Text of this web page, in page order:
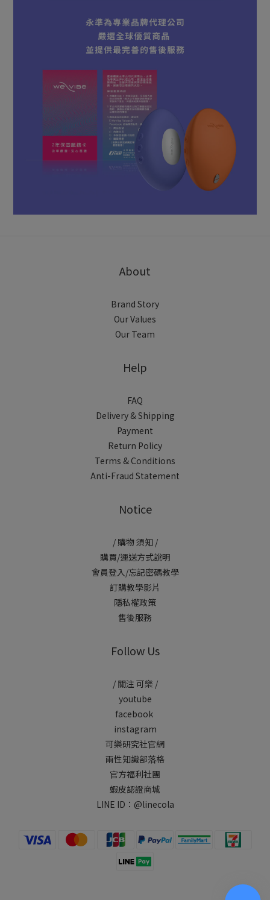
About
Brand Story
Our Values
Our Team
Help
FAQ
Delivery & Shipping
Payment
Return Policy
Terms & Conditions
Anti-Fraud Statement
Notice
/ 購物 須知 /
購買/運送方式說明
會員登入/忘記密碼教學
訂購教學影片
隱私權政策
售後服務
Follow Us
/ 關注 可樂 /
youtube
facebook
instagram
可樂研究社官網
兩性知識部落格
官方福利社團
蝦皮認證商城
LINE ID： @linecola